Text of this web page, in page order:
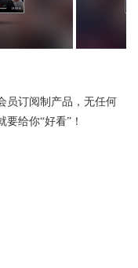
员订阅制产品，无任何
给你“好看”！